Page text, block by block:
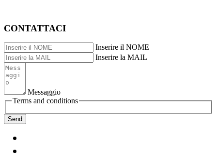
CONTATTACI
Inserire il NOME
Inserire la MAIL
Messaggio
Terms and conditions